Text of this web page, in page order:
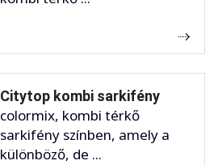
Citytop kombi sarkifény
colormix, kombi térkő
sarkifény színben, amely a
különböző, de ...